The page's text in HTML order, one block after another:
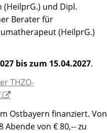
und Dipl.
Berater für
(HeilprG.)
bis zum 15.04.2027.
THZO-
Ostbayern finanziert. Von
von € 80,-- zu